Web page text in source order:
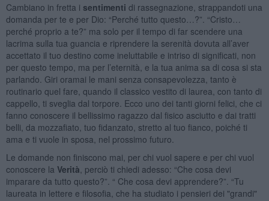
Cambiano in fretta i sentimenti di rassegnazione, strappandoti una
domanda per te e per Dio: “Perché tutto questo…?”. “Cristo…
perché proprio a te?” ma solo per il tempo di far scendere una
lacrima sulla tua guancia e riprendere la serenità dovuta all’aver
accettato il tuo destino come ineluttabile e intriso di significati, non
per questo tempo, ma per l’eternità, e la tua anima sa di cosa si sta
parlando. Giri oramai le mani senza consapevolezza, tanto è
routinario quel fare, quando il classico vestito di laurea, con tanto di
cappello, ti sveglia dal torpore. Ecco uno dei tanti giorni felici, che ci
fanno conoscere il bellissimo ragazzo dal fisico asciutto e dai tratti
belli, da mozzafiato, tuo fidanzato, stretto al tuo fianco, poiché ti
ama e ti vuole in sposa, nel prossimo futuro.
Le domande non finiscono mai, per chi vuol sapere e per chi vuol
conoscere la Verità , perciò ti chiedi adesso: “Che cosa devi
imparare da tutto questo?”. “ Che cosa devi apprendere?”. “Tu
laureata in lettere e filosofia, che ha studiato i pensieri dei "grandi"